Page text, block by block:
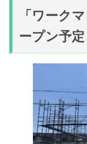
「ワーク
ープン予定